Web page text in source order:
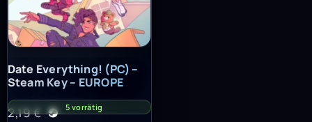
Date Everything! (PC) – Steam Key – EUROPE
Date Everything! (PC) –
Steam Key – EUROPE
2,19€ 5 vorrätig